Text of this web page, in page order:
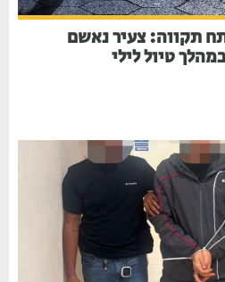
תקווה: צעיר נאשם
טיול לילי